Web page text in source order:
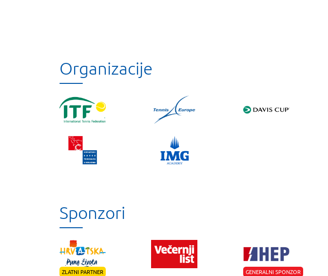
Organizacije
Sponzori
ZLATNI PARTNER GENERALNI SPONZOR